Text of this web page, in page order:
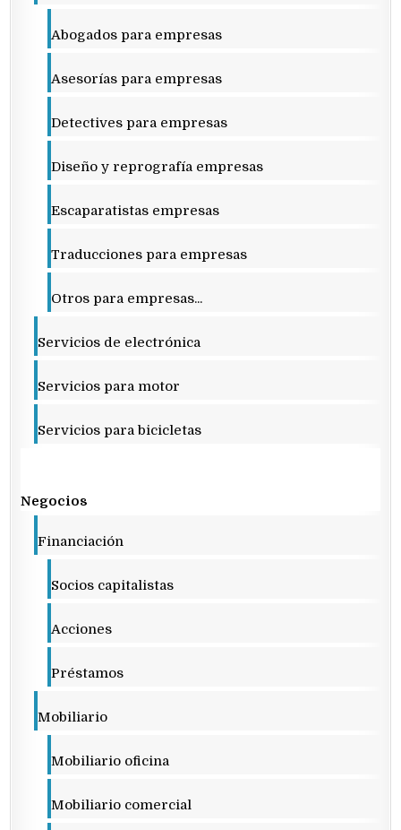
Abogados para empresas
Asesorías para empresas
Detectives para empresas
Diseño y reprografía empresas
Escaparatistas empresas
Traducciones para empresas
Otros para empresas...
Servicios de electrónica
Servicios para motor
Servicios para bicicletas
Negocios
Financiación
Socios capitalistas
Acciones
Préstamos
Mobiliario
Mobiliario oficina
Mobiliario comercial